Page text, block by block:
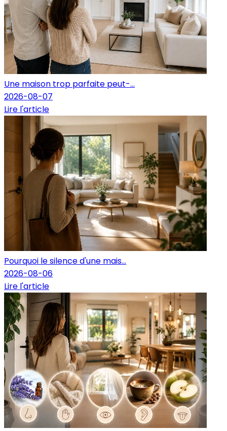
Une maison trop parfaite peut-...
2026-08-07
Lire l'article
Pourquoi le silence d'une mais...
2026-08-06
Lire l'article